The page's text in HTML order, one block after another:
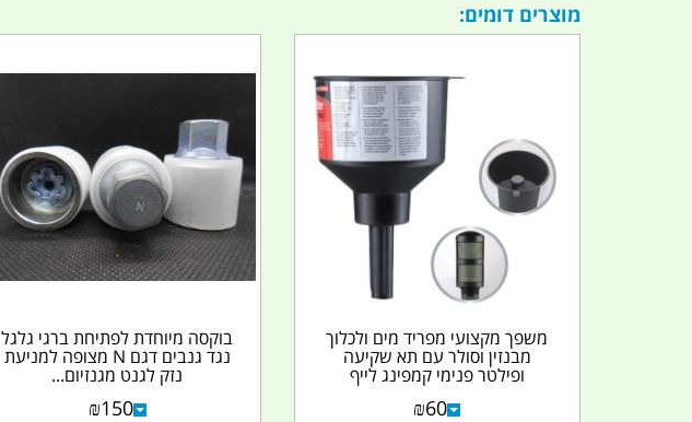
מוצרים דומים:
משפך מקצועי מפריד מים ולכלוך
מבנזין וסולר עם תא שקיעה
ופילטר פנימי קמפינג לייף
₪60
בוקסה מיוחדת לפתיחת ברגי גלגל
נגד גנבים דגם N מצופה למניעת
נזק לגנט מגנזיום...
₪150